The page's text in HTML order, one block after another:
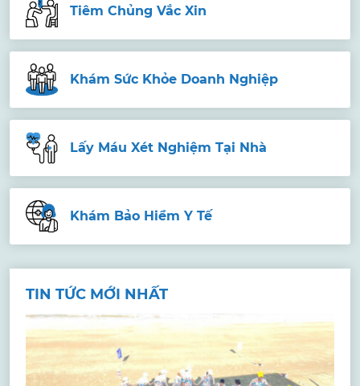
Tiêm Chủng Vắc Xin
Khám Sức Khỏe Doanh Nghiệp
Lấy Máu Xét Nghiệm Tại Nhà
Khám Bảo Hiểm Y Tế
TIN TỨC MỚI NHẤT